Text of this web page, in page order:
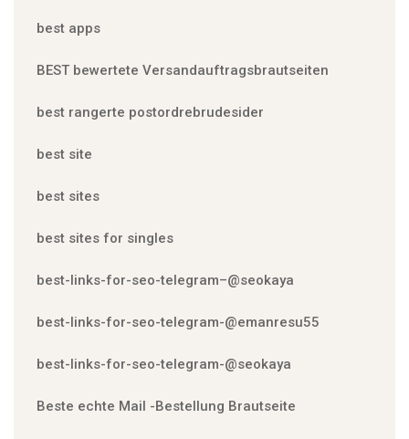
best apps
BEST bewertete Versandauftragsbrautseiten
best rangerte postordrebrudesider
best site
best sites
best sites for singles
best-links-for-seo-telegram–@seokaya
best-links-for-seo-telegram-@emanresu55
best-links-for-seo-telegram-@seokaya
Beste echte Mail -Bestellung Brautseite